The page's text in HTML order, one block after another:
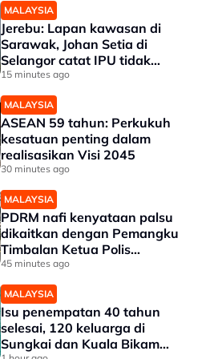
MALAYSIA
Jerebu: Lapan kawasan di
Sarawak, Johan Setia di
Selangor catat IPU tidak
sihat
15 minutes ago
MALAYSIA
ASEAN 59 tahun: Perkukuh
kesatuan penting dalam
realisasikan Visi 2045
30 minutes ago
MALAYSIA
PDRM nafi kenyataan palsu
dikaitkan dengan Pemangku
Timbalan Ketua Polis
Negara
45 minutes ago
MALAYSIA
Isu penempatan 40 tahun
selesai, 120 keluarga di
Sungkai dan Kuala Bikam